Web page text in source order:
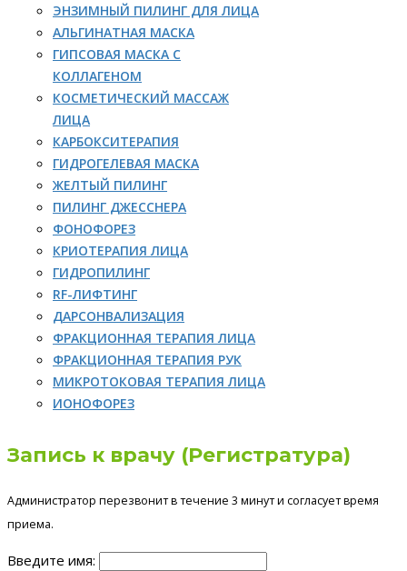
ЭНЗИМНЫЙ ПИЛИНГ ДЛЯ ЛИЦА
АЛЬГИНАТНАЯ МАСКА
ГИПСОВАЯ МАСКА С
КОЛЛАГЕНОМ
КОСМЕТИЧЕСКИЙ МАССАЖ
ЛИЦА
КАРБОКСИТЕРАПИЯ
ГИДРОГЕЛЕВАЯ МАСКА
ЖЕЛТЫЙ ПИЛИНГ
ПИЛИНГ ДЖЕССНЕРА
ФОНОФОРЕЗ
КРИОТЕРАПИЯ ЛИЦА
ГИДРОПИЛИНГ
RF-ЛИФТИНГ
ДАРСОНВАЛИЗАЦИЯ
ФРАКЦИОННАЯ ТЕРАПИЯ ЛИЦА
ФРАКЦИОННАЯ ТЕРАПИЯ РУК
МИКРОТОКОВАЯ ТЕРАПИЯ ЛИЦА
ИОНОФОРЕЗ
Запись к врачу (Регистратура)
Администратор перезвонит в течение 3 минут и согласует время
приема.
Введите имя: